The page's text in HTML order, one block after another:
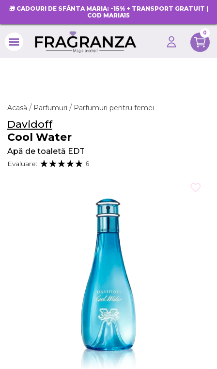
🎁 CADOURI DE SFÂNTA MARIA: -15% + TRANSPORT GRATUIT |
COD MARIA15
0
Acasă Parfumuri Parfumuri pentru femei
Davidoff
Cool Water
Apă de toaletă EDT
Evaluare: 6